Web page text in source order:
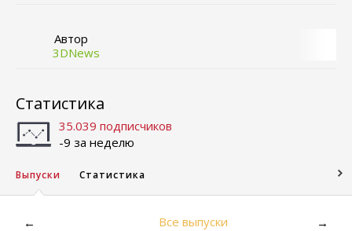
Автор
3DNews
Статистика
35.039 подписчиков
-9 за неделю
Выпуски Статистика
← Все выпуски →